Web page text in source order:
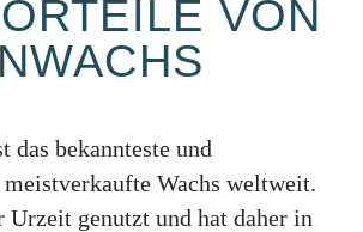
VON
das bekannteste und
Wachs weltweit.
Urzeit genutzt und hat daher in